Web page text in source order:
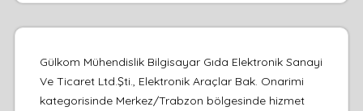
Gülkom Mühendislik Bilgisayar Gıda Elektronik Sanayi
Ve Ticaret Ltd.Şti., Elektronik Araçlar Bak. Onarimi
kategorisinde Merkez/Trabzon bölgesinde hizmet